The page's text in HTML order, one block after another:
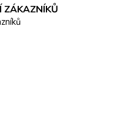
ZÁKAZNÍKŮ